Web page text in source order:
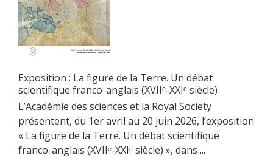
Exposition : La figure de la Terre. Un débat
scientifique franco-anglais (XVIIᵉ-XXIᵉ siècle)
L’Académie des sciences et la Royal Society
présentent, du 1er avril au 20 juin 2026, l’exposition
« La figure de la Terre. Un débat scientifique
franco-anglais (XVIIᵉ-XXIᵉ siècle) », dans ...